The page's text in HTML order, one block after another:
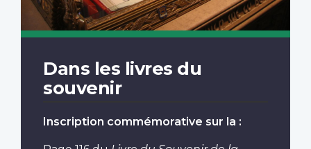
Dans les livres du
souvenir
Inscription commémorative sur la :